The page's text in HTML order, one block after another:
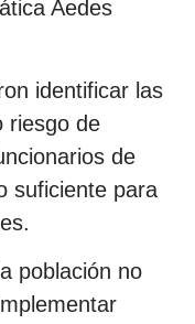
Aedes
identificar las
riesgo de
de
suficiente para
población no